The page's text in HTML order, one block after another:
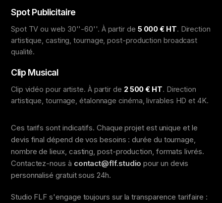
Spot Publicitaire
Spot TV ou web 30''-60''. À partir de 5 000 € HT. Direction
artistique, casting, tournage, post-production broadcast
qualité.
Clip Musical
Clip vidéo pour artiste. À partir de 2 500 € HT. Direction
artistique, tournage, étalonnage cinéma, livrables HD et 4K.
Ces tarifs sont indicatifs. Chaque projet est unique et le
devis final dépend de vos besoins : durée du tournage,
nombre de lieux, casting, post-production, formats livrés.
Contactez-nous à contact@flf.studio pour un devis
personnalisé gratuit sous 24h.
Studio FLF s'engage toujours sur la transparence tarifaire :